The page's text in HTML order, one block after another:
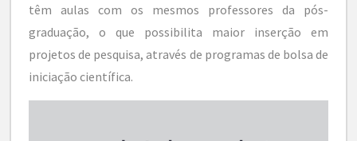
têm aulas com os mesmos professores da pós-
graduação, o que possibilita maior inserção em
projetos de pesquisa, através de programas de bolsa de
iniciação científica.